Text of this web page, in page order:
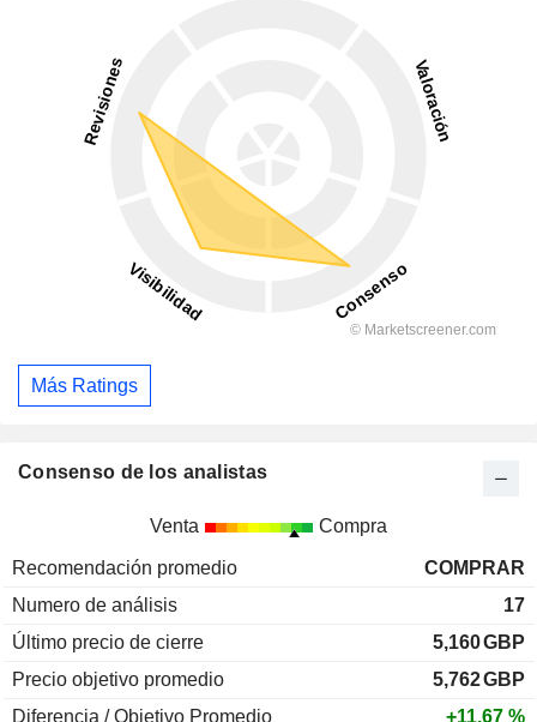
Más Ratings
Consenso de los analistas
Venta Compra
Recomendación promedio
COMPRAR
Numero de análisis
17
Último precio de cierre
5,160GBP
Precio objetivo promedio
5,762GBP
Diferencia / Objetivo Promedio
+11,67 %